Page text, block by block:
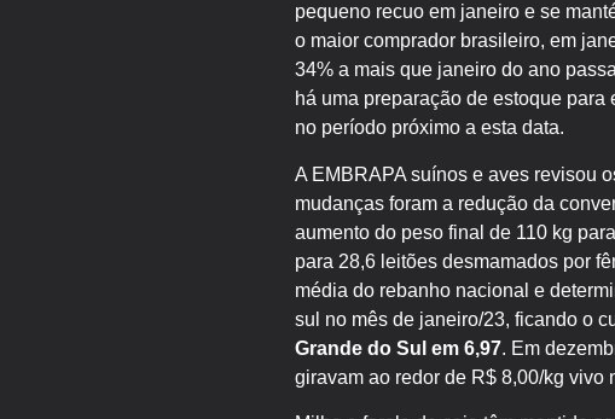
pequeno recuo em janeiro e se
o maior comprador brasileiro, em
34% a mais que janeiro do ano
há uma preparação de estoque
no período próximo a esta data.
A EMBRAPA suínos e aves revisou
mudanças foram a redução da
aumento do peso final de 110 kg
para 28,6 leitões desmamados por
média do rebanho nacional e
sul no mês de janeiro/23, ficando o
Grande do Sul em 6,97. Em
giravam ao redor de R$ 8,00/kg vivo